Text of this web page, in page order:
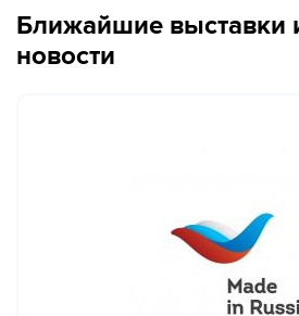
Ближайшие выставки
новости